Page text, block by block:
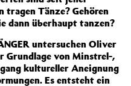
tragen Tänze? Gehören
dann überhaupt tanzen?
untersuchen Oliver
Grundlage von Minstrel-,
kultureller Aneignung
Es entsteht ein